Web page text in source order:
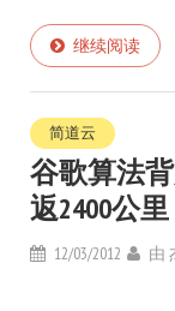
继续阅读
简道云
谷歌算法
返2400公里
12/03/2012 由
完成